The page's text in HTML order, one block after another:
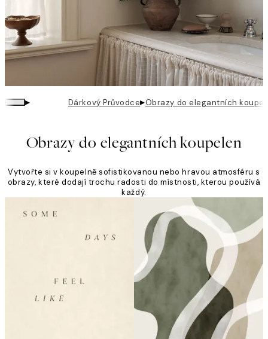
▸ Dárkový Průvodce▸Obrazy do elegantních
Obrazy do elegantních koupelen
Vytvořte si v koupelně sofistikovanou nebo hravou atmosféru s
obrazy, které dodají trochu radosti do místnosti, kterou používá
každý.